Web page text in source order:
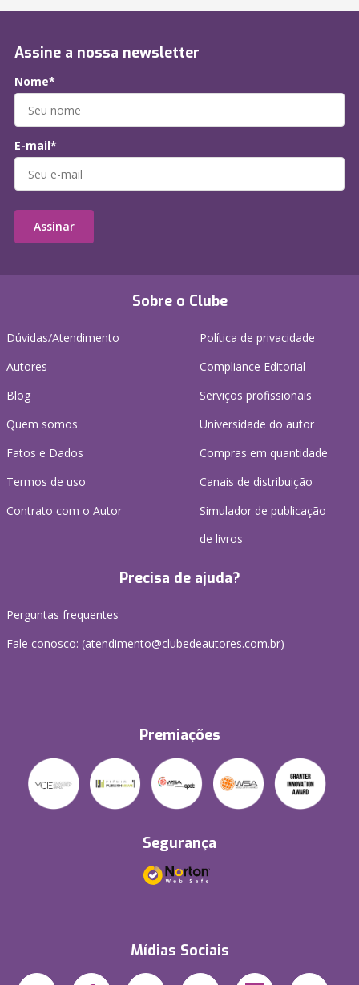
Sobre o Clube
Dúvidas/Atendimento
Autores
Blog
Quem somos
Fatos e Dados
Termos de uso
Contrato com o Autor
Política de privacidade
Compliance Editorial
Serviços profissionais
Universidade do autor
Compras em quantidade
Canais de distribuição
Simulador de publicação
de livros
Precisa de ajuda?
Perguntas frequentes
Fale conosco: (atendimento@clubedeautores.com.br)
Premiações
Segurança
Mídias Sociais
Assine a nossa newsletter
Nome*
E-mail*
Assinar